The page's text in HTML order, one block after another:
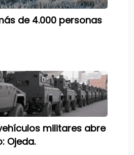
de 4.000 personas
militares abre
Ojeda.